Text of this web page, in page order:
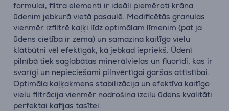
formulai, filtra elementi ir ideāli piemēroti krāna
ūdenim jebkurā vietā pasaulē. Modificētās granulas
vienmēr izfiltrē kaļķi līdz optimālam līmenim (pat ja
ūdens cietība ir zema) un samazina kaitīgo vielu
klātbūtni vēl efektīgāk, kā jebkad iepriekš. Ūdenī
pilnībā tiek saglabātas minerālvielas un fluorīdi, kas ir
svarīgi un nepieciešami pilnvērtīgai garšas attīstībai.
Optimāla kaļķakmens stabilizācija un efektīva kaitīgo
vielu filtrācija vienmēr nodrošina izcilu ūdens kvalitāti
perfektai kafijas tasītei.